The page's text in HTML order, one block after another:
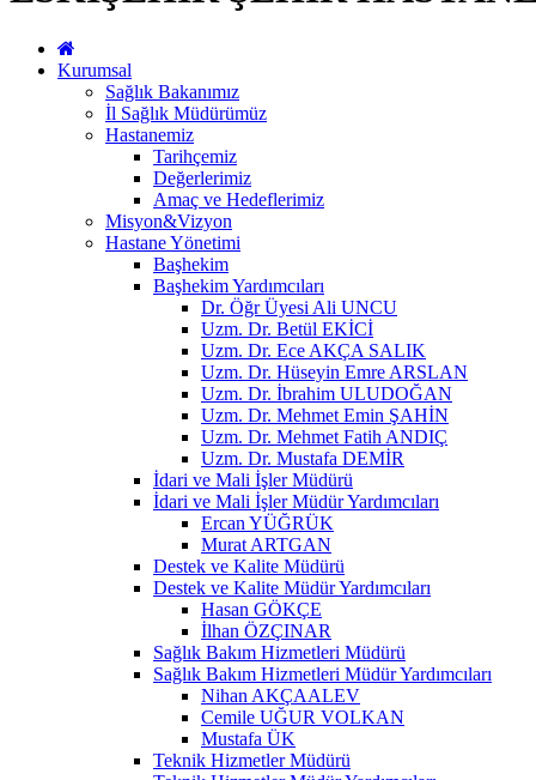
Kurumsal
Sağlık Bakanımız
İl Sağlık Müdürümüz
Hastanemiz
Tarihçemiz
Değerlerimiz
Amaç ve Hedeflerimiz
Misyon&Vizyon
Hastane Yönetimi
Başhekim
Başhekim Yardımcıları
Dr. Öğr Üyesi Ali UNCU
Uzm. Dr. Betül EKİCİ
Uzm. Dr. Ece AKÇA SALIK
Uzm. Dr. Hüseyin Emre ARSLAN
Uzm. Dr. İbrahim ULUDOĞAN
Uzm. Dr. Mehmet Emin ŞAHİN
Uzm. Dr. Mehmet Fatih ANDIÇ
Uzm. Dr. Mustafa DEMİR
İdari ve Mali İşler Müdürü
İdari ve Mali İşler Müdür Yardımcıları
Ercan YÜĞRÜK
Murat ARTGAN
Destek ve Kalite Müdürü
Destek ve Kalite Müdür Yardımcıları
Hasan GÖKÇE
İlhan ÖZÇINAR
Sağlık Bakım Hizmetleri Müdürü
Sağlık Bakım Hizmetleri Müdür Yardımcıları
Nihan AKÇAALEV
Cemile UĞUR VOLKAN
Mustafa ÜK
Teknik Hizmetler Müdürü